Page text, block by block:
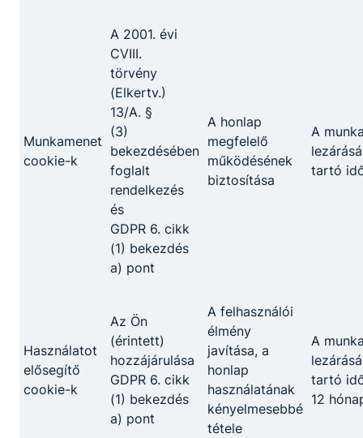
Munkamenet
cookie-k
A 2001. évi
CVIII.
törvény
(Elkertv.)
13/A. §
(3)
bekezdésében
foglalt
rendelkezés
és
GDPR 6. cikk
(1) bekezdés
a) pont
A honlap
megfelelő
működésének
biztosítása
A
tartó
Használatot
elősegítő
cookie-k
Az Ön
(érintett)
hozzájárulása
GDPR 6. cikk
(1) bekezdés
a) pont
A felhasználói
élmény
javítása, a
honlap
használatának
kényelmesebbé
tétele
A
tartó
12